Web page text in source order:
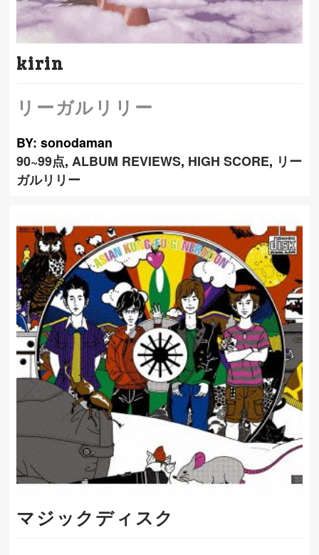
kirin
リーガルリリー
BY: sonodaman
90~99点,ALBUM REVIEWS, HIGH SCORE, リー
ガルリリー
マジックディスク